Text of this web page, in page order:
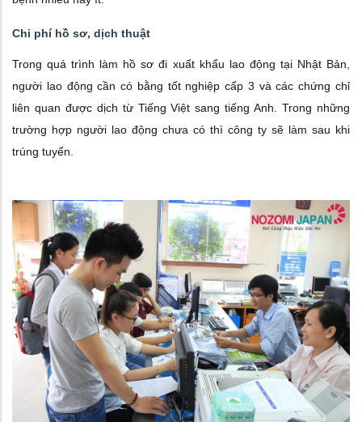
Chi phí hồ sơ, dịch thuật
Trong quá trình làm hồ sơ đi xuất khẩu lao động tại Nhật Bản,
người lao động cần có bằng tốt nghiệp cấp 3 và các chứng chỉ
liên quan được dịch từ Tiếng Việt sang tiếng Anh. Trong những
trường hợp người lao động chưa có thì công ty sẽ làm sau khi
trúng tuyển.